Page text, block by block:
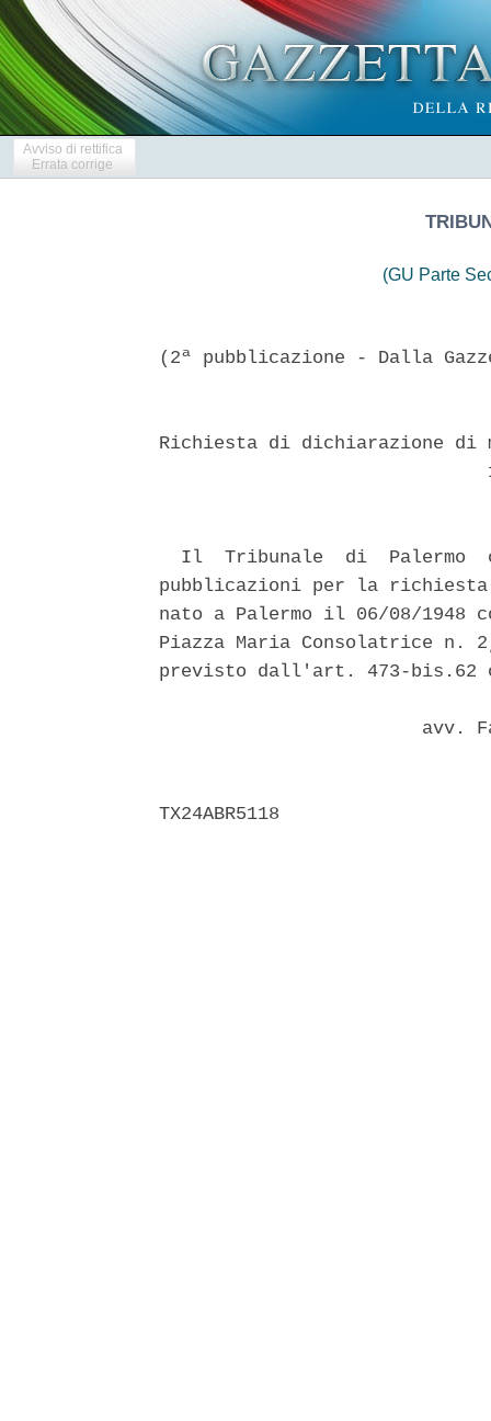
Avviso di rettifica
Errata corrige
(GU Parte
(2ª pubblicazione - Dalla
Richiesta di dichiarazione di
Il  Tribunale  di  Palermo
pubblicazioni per la
nato a Palermo il 06/08/1948
Piazza Maria Consolatrice n.
previsto dall'art. 473-
avv.